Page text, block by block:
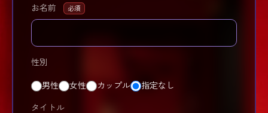
お名前 必須
性別
男性 女性 カップル 指定なし
タイトル